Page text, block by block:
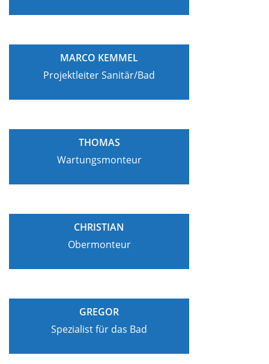
MARCO KEMMEL
Projektleiter Sanitär/Bad
THOMAS
Wartungsmonteur
CHRISTIAN
Obermonteur
GREGOR
Spezialist für das Bad